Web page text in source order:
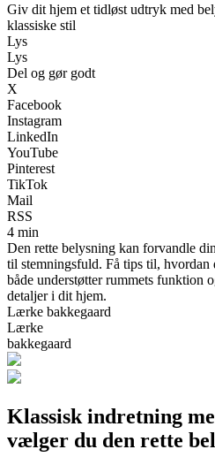
Giv dit hjem et tidløst udtryk med
klassiske stil
Lys
Lys
Del og gør godt
X
Facebook
Instagram
LinkedIn
YouTube
Pinterest
TikTok
Mail
RSS
4 min
Den rette belysning kan forvandle
til stemningsfuld. Få tips til,
både understøtter rummets funktion
detaljer i dit hjem.
Lærke bakkegaard
Lærke
bakkegaard
Klassisk indretning
vælger du den rette